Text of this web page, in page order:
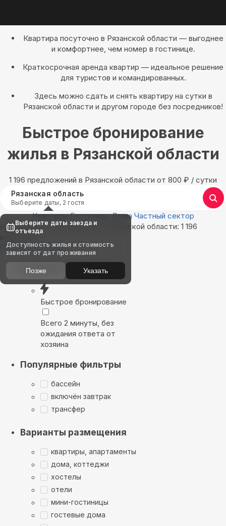
Квартира посуточно в Рязанской области — выгоднее
и комфортнее, чем номер в гостинице.
Краткосрочная аренда квартир — идеальное решение
для туристов и командированных.
Здесь можно сдать и снять квартиру на сутки в
Рязанской области и другом городе без посредников!
Быстрое бронирование
жилья в Рязанской области
1 196 предложений в Рязанской области oт 800 ₽ / сутки
Рязанская область
Выберите даты, 2 гостя
Квартиры Гостиницы Дома Частный сектор
Найдём, где остановиться в Рязанской области: 1 196
вариантов
Показать на карте
Выбирайте лучшее
Быстрое бронирование
Всего 2 минуты, без
ожидания ответа от
хозяина
Популярные фильтры
бассейн
включён завтрак
трансфер
Варианты размещения
квартиры, апартаменты
дома, коттеджи
хостелы
отели
мини-гостиницы
гостевые дома
Выберите даты заезда и
отъезда
Доступность жилья и стоимость
зависят от дат проживания
Позже Указать